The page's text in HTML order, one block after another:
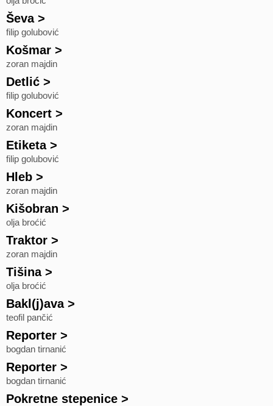
Ševa>
filip golubović
Košmar >
zoran majdin
Detlić >
filip golubović
Koncert >
zoran majdin
Etiketa>
filip golubović
Hleb >
zoran majdin
Kišobran >
olja broćić
Traktor >
zoran majdin
Tišina>
olja broćić
Bakl(j)ava>
teofil pančić
Reporter >
bogdan tirnanić
Reporter >
bogdan tirnanić
Pokretne stepenice >